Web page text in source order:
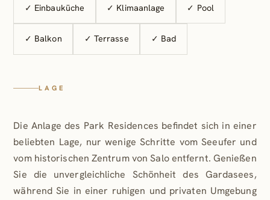
Neubauprojekts sind computergenerierte, teils KI-
Visualisierungen und geben einen unverbindlichen
geplanten Objekts wieder. Einrichtung, Ausstattung,
und Umgebung dienen nur zur Illustration und
Ausführung bleiben vorbehalten; verbindlich sind allein
✓ Einbauküche ✓ Klimaanlage ✓ Pool
✓ Balkon ✓ Terrasse ✓ Bad
LAGE
Die Anlage des Park Residences befindet sich in einer
beliebten Lage, nur wenige Schritte vom Seeufer und
vom historischen Zentrum von Salo entfernt. Genießen
Sie die unvergleichliche Schönheit des Gardasees,
während Sie in einer ruhigen und privaten Umgebung